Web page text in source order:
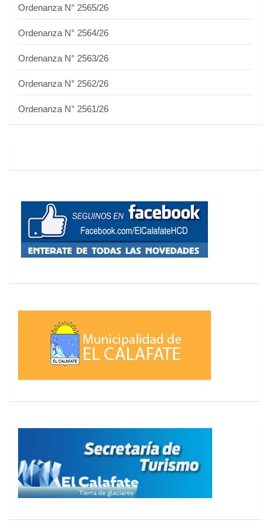
Ordenanza N° 2565/26
Ordenanza N° 2564/26
Ordenanza N° 2563/26
Ordenanza N° 2562/26
Ordenanza N° 2561/26